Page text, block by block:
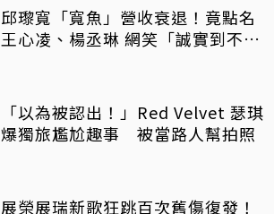
邱瓈寬「寬魚」營收衰退！竟點名
王心凌、楊丞琳 網笑「誠實到不
「以為被認出！」Red Velvet 瑟琪
爆獨旅尷尬趣事 被當路人幫拍照
展榮展瑞新歌狂跳百次舊傷復發！